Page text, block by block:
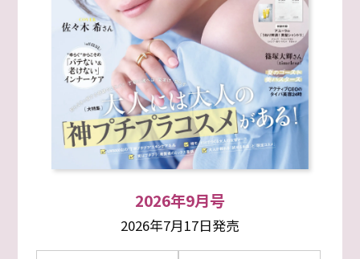
2026年9月号
2026年7月17日発売